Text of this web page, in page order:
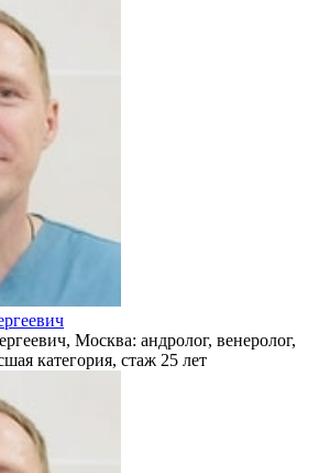
Москва: андролог, венеролог,
категория, стаж 25 лет